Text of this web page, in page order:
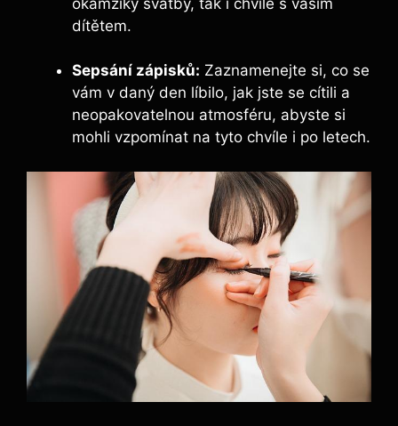
dítětem.
Sepsání zápisků: Zaznamenejte si, ‍co se
⁢vám v⁤ daný⁤ den líbilo, jak jste se cítili a
neopakovatelnou atmosféru, abyste si
mohli vzpomínat na⁣ tyto chvíle i po letech.